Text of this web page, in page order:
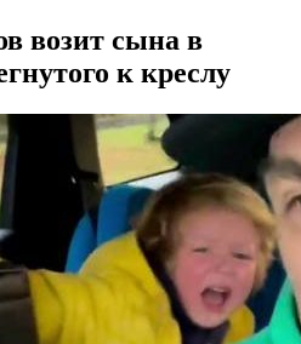
возит сына в
к креслу